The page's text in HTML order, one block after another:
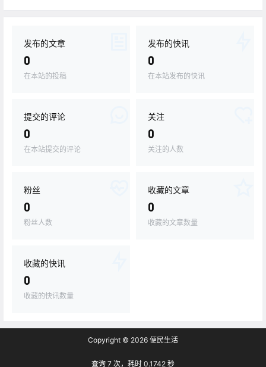
发布的文章
0
在本站的投稿
发布的快讯
0
在本站发布的快讯
提交的评论
0
在本站提交的评论
关注
0
关注的人数
粉丝
0
粉丝人数
收藏的文章
0
收藏的文章数量
收藏的快讯
0
收藏的快讯数量
Copyright © 2026 便民生活
查询 7 次，耗时 0.1742 秒